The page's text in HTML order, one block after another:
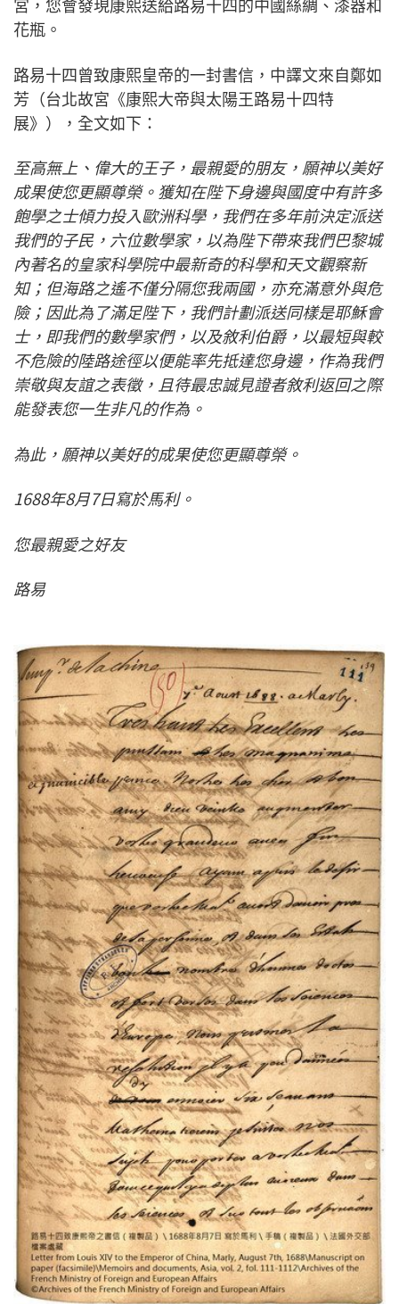
宮，您會發現康熙送給路易十四的中國絲綢、漆器和
花瓶。
路易十四曾致康熙皇帝的一封書信，中譯文來自鄭如
芳（台北故宮《康熙大帝與太陽王路易十四特
展》），全文如下：
至高無上、偉大的王子，最親愛的朋友，願神以美好
成果使您更顯尊榮。獲知在陛下身邊與國度中有許多
飽學之士傾力投入歐洲科學，我們在多年前決定派送
我們的子民，六位數學家，以為陛下帶來我們巴黎城
內著名的皇家科學院中最新奇的科學和天文觀察新
知；但海路之遙不僅分隔您我兩國，亦充滿意外與危
險；因此為了滿足陛下，我們計劃派送同樣是耶穌會
士，即我們的數學家們，以及敘利伯爵，以最短與較
不危險的陸路途徑以便能率先抵達您身邊，作為我們
崇敬與友誼之表徵，且待最忠誠見證者敘利返回之際
能發表您一生非凡的作為。
為此，願神以美好的成果使您更顯尊榮。
1688年8月7日寫於馬利。
您最親愛之好友
路易